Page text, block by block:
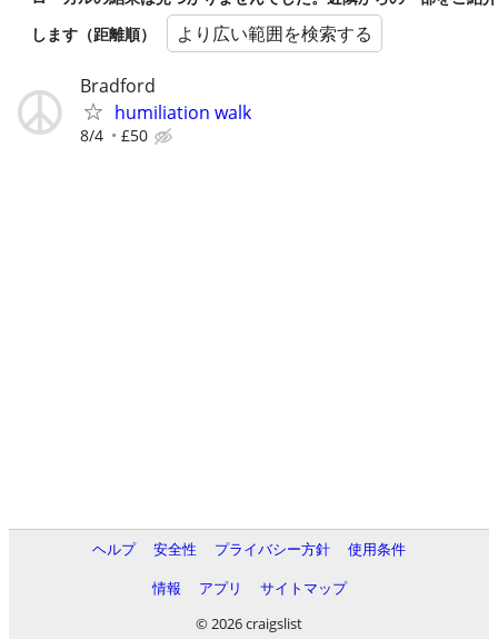
します（距離順）
より広い範囲を検索する
Bradford
humiliation walk
8/4 £50
ヘルプ 安全性 プライバシー方針
使用条件
情報
アプリ
サイトマップ
© 2026 craigslist